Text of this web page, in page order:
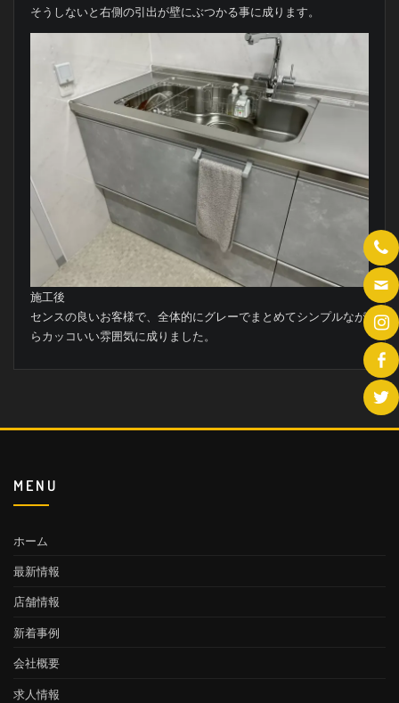
そうしないと右側の引出が壁にぶつかる事に成ります。
施工後
センスの良いお客様で、全体的にグレーでまとめてシンプルなが
らカッコいい雰囲気に成りました。
MENU
ホーム
最新情報
店舗情報
新着事例
会社概要
求人情報